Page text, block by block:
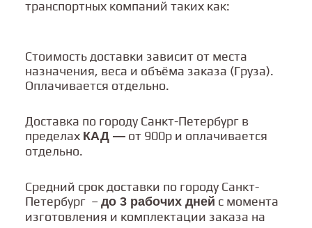
дополнительно приобретать другие модули
функциональность, но и эстетическую
привлекательность, что делает ее
идеальной.
Цены на продукцию Веранда/ Veranda
доступны и без посредников, а также вы
можете заказать доставку по всей России.
ассортимента и гарантирует высокое
качество продуктов.
транспортных компаний таких как:
Стоимость доставки зависит от места
назначения, веса и объёма заказа (Груза).
Оплачиваетcя отдельно.
Доставка по городу Санкт-Петербург в
пределах КАД — от 900р и оплачивается
отдельно.
Средний срок доставки по городу Санкт-
Петербург – до 3 рабочих дней с момента
изготовления и комплектации заказа на